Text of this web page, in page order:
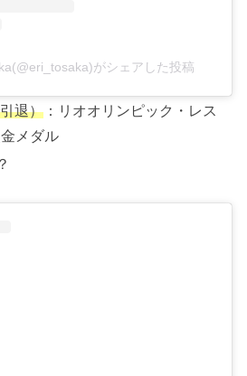
がシェアした投稿
退） ：リオオリンピック・レス
メダル